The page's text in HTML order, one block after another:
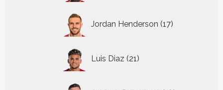
Jordan Henderson 17
producten
Luis Diaz 21
producten